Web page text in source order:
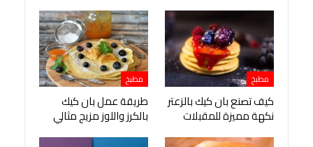
مطبخ
كيف تصنع بان كيك بالزعتر
نكهة مميزة للمقبلات
مطبخ
طريقة عمل بان كيك
بالكرز واللوز مزيج مثالي